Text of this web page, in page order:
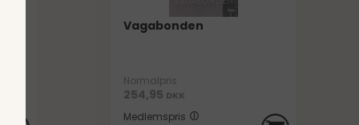
Vagabonden
Normalpris
254,95 DKK
Medlemspris